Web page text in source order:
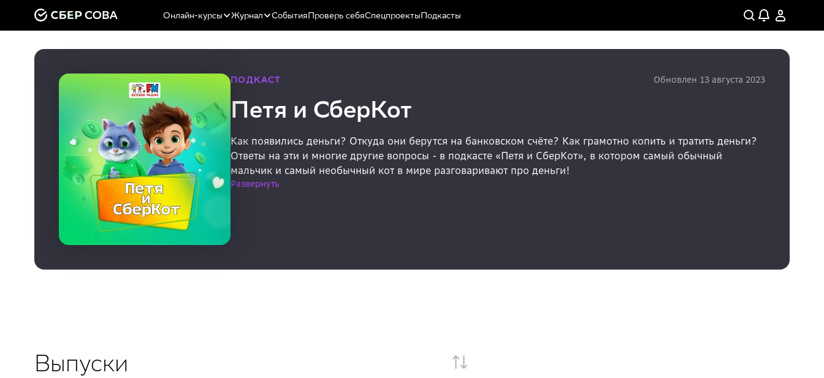
Онлайн-курсы Журнал СобытияПроверь себяСпецпроектыПодкасты
ПОДКАСТ Обновлен 13 августа 2023
Петя и СберКот
Как появились деньги? Откуда они берутся на банковском счёте? Как грамотно копить и тратить деньги?
Ответы на эти и многие другие вопросы - в подкасте «Петя и СберКот», в котором самый обычный
мальчик и самый необычный кот в мире разговаривают про деньги!
Развернуть
Выпуски